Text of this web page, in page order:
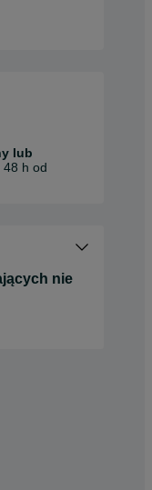
lub
48 h od
nie